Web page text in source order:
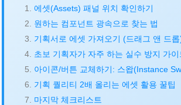
에셋(Assets) 패널 위치 확인하기
원하는 컴포넌트 광속으로 찾는 법
기획서로 에셋 가져오기 (드래그 앤 드
초보 기획자가 자주 하는 실수 방지 가이
아이콘/버튼 교체하기: 스왑(Instance
기획 퀄리티 2배 올리는 에셋 활용 꿀팁
마지막 체크리스트